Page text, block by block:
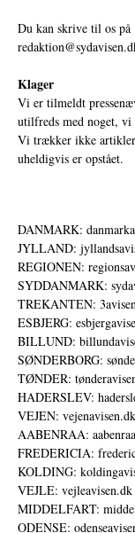
Du kan skrive til os på
Klager
Vi er tilmeldt
utilfreds med noget,
Vi trækker ikke
uheldigvis er opstået.
DANMARK:
JYLLAND:
REGIONEN:
SYDDANMARK:
TREKANTEN:
ESBJERG:
BILLUND:
SØNDERBORG:
TØNDER:
HADERSLEV:
VEJEN: vejenavisen.dk
AABENRAA:
FREDERICIA:
KOLDING:
VEJLE: vejleavisen.dk
MIDDELFART:
ODENSE: